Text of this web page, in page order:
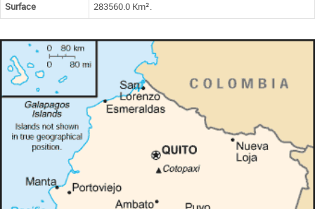
Surface
283560.0 Km².